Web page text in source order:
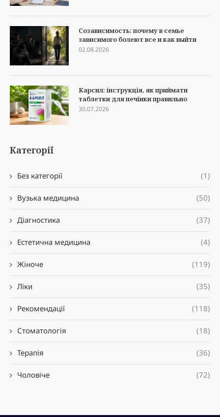
Созависимость: почему в семье
зависимого болеют все и как выйти
02.08.2026
Карсил: інструкція, як приймати
таблетки для печінки правильно
30.07.2026
Категорії
Без категорії (1)
Вузька медицина (50)
Діагностика (37)
Естетична медицина (4)
Жіноче (119)
Ліки (35)
Рекомендації (118)
Стоматологія (18)
Терапія (36)
Чоловіче (72)